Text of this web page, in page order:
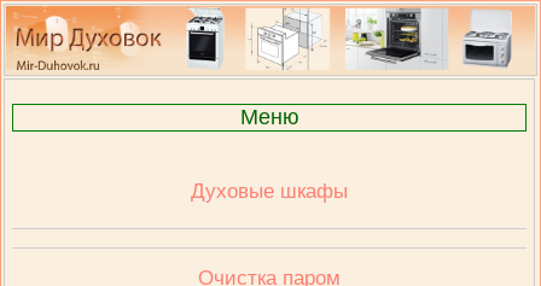
Меню
Духовые шкафы
Очистка паром